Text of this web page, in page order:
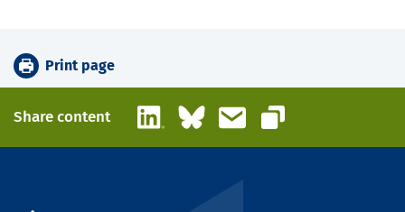
Print page
Share content LinkedInBlueskyEmail
Copy link